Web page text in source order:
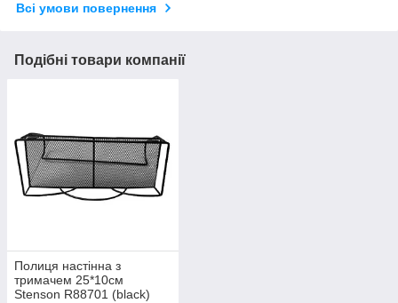
Всі умови повернення
Подібні товари компанії
Полиця настінна з
тримачем 25*10см
Stenson R88701 (black)